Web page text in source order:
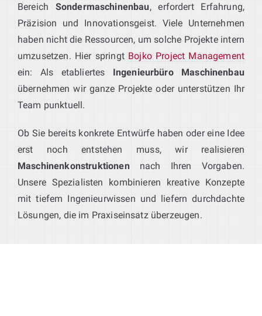
Bereich Sondermaschinenbau, erfordert Erfahrung,
Präzision und Innovationsgeist. Viele Unternehmen
haben nicht die Ressourcen, um solche Projekte intern
umzusetzen. Hier springt Bojko Project Management
ein: Als etabliertes Ingenieurbüro Maschinenbau
übernehmen wir ganze Projekte oder unterstützen Ihr
Team punktuell.
Ob Sie bereits konkrete Entwürfe haben oder eine Idee
erst noch entstehen muss, wir realisieren
Maschinenkonstruktionennach Ihren Vorgaben.
Unsere Spezialisten kombinieren kreative Konzepte
mit tiefem Ingenieurwissen und liefern durchdachte
Lösungen, die im Praxiseinsatz überzeugen.